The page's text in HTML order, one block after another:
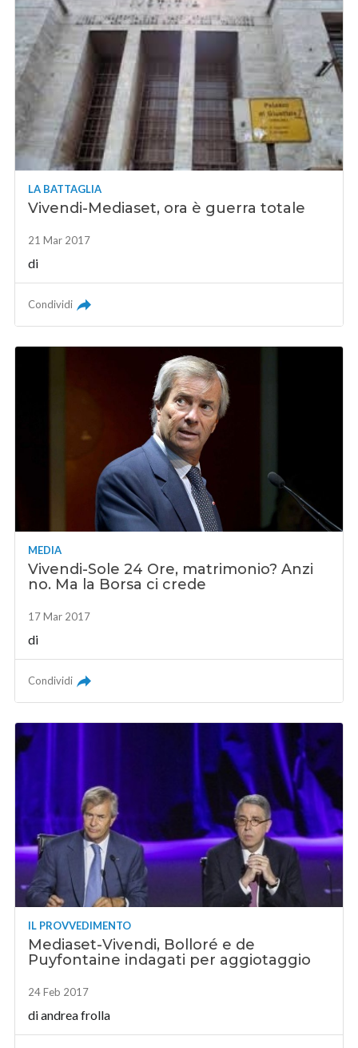
LA BATTAGLIA
Vivendi-Mediaset, ora è guerra totale
21 Mar 2017
di
Condividi
MEDIA
Vivendi-Sole 24 Ore, matrimonio? Anzi
no. Ma la Borsa ci crede
17 Mar 2017
di
Condividi
IL PROVVEDIMENTO
Mediaset-Vivendi, Bolloré e de
Puyfontaine indagati per aggiotaggio
24 Feb 2017
diandrea frolla